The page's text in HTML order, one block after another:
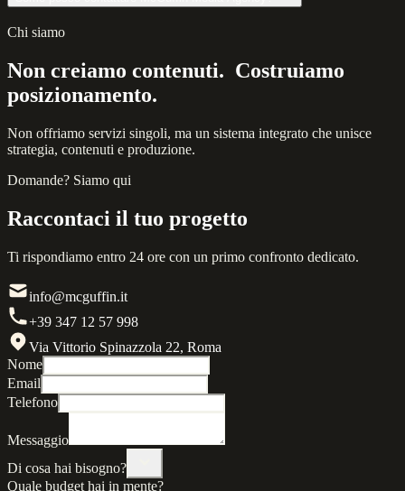
Chi siamo
Non creiamo contenuti. Costruiamo
posizionamento.
Non offriamo servizi singoli, ma un sistema integrato che unisce
strategia, contenuti e produzione.
Domande? Siamo qui
Raccontaci il tuo progetto
Ti rispondiamo entro 24 ore con un primo confronto dedicato.
info@mcguffin.it
+39 347 12 57 998
Via Vittorio Spinazzola 22, Roma
Nome
Email
Telefono
Messaggio
Di cosa hai bisogno?
Quale budget hai in mente?